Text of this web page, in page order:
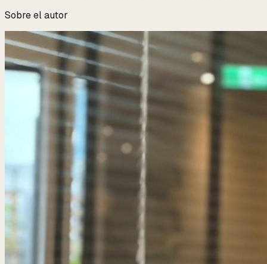
Sobre el autor